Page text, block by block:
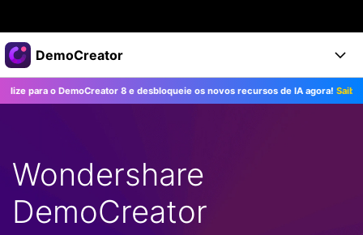
Produtos em destaque
Criatividade digital com IA generativa
Utilitários
Negócios
Sala de imprensa
Loja
DemoCreator
Produtos
Recursos
Todos os recursos >
Recursos de IA
Dicas de IA
Soluções
DemoCreator para
Central de Ajuda
para o DemoCreator 8 e desbloqueie os novos recursos de IA agora!Saiba
Wondershare
DemoCreator